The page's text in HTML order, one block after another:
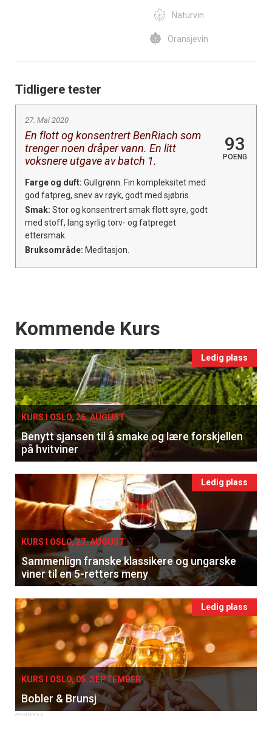
Naturvin
Oransjevin
Tidligere tester
27. Mai 2020
En flott og konsentrert BenRiach som
trenger noen dråper vann. En litt
voksnere utgave av batch 1.
93
POENG
Farge og duft: Gullgrønn. Fin kompleksitet med
god fatpreg, snev av røyk, godt med sjøbris.
Smak: Stor og konsentrert smak flott syre, godt
med stoff, lang syrlig torv- og fatpreget
ettersmak.
Bruksområde: Meditasjon.
Events
Kommende Kurs
Ledig plass
KURS I OSLO, 26. AUGUST
Benytt sjansen til å smake og lære forskjellen
på hvitviner
Ledig plass
KURS I OSLO, 27. AUGUST
Sammenlign franske klassikere og ungarske
viner til en 5-retters meny
Ledig plass
KURS I OSLO, 05. SEPTEMBER
Bobler & Brunsj